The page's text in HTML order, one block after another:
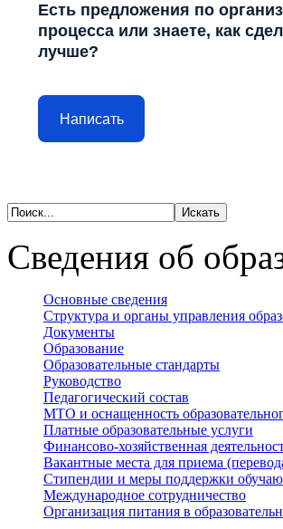
Есть предложения по
процесса или знаете, как
лучше?
Написать
Сведения об
Основные сведения
Структура и органы управления
Документы
Образование
Образовательные стандарты
Руководство
Педагогический состав
МТО и оснащенность
Платные образовательные услуги
Финансово-хозяйственная
Вакантные места для приема
Стипендии и меры поддержки
Международное сотрудничество
Организация питания в